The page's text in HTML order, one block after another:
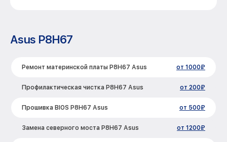
Asus P8H67
Ремонт материнской платы P8H67 Asus от 1000₽
Профилактическая чистка P8H67 Asus от 200₽
Прошивка BIOS P8H67 Asus от 500₽
Замена северного моста P8H67 Asus от 1200₽